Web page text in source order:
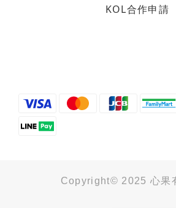
KOL合作申請
Copyright© 2025 心果